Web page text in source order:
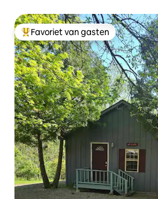
Topfavoriet van gasten
Favoriet van gasten